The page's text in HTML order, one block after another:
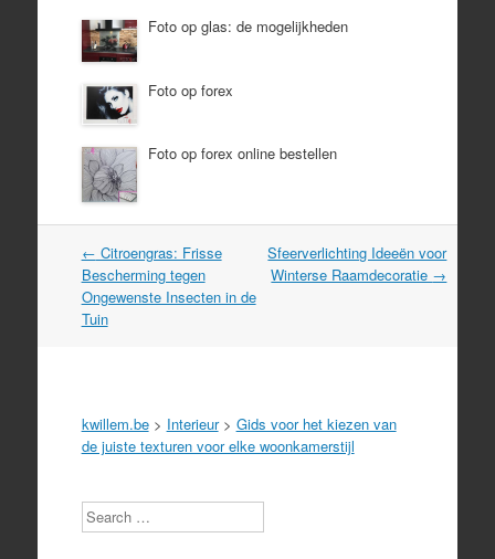
Foto op glas: de mogelijkheden
Foto op forex
Foto op forex online bestellen
Post
navigation
← Citroengras: Frisse
Bescherming tegen
Ongewenste Insecten in de
Tuin
Sfeerverlichting Ideeën voor
Winterse Raamdecoratie →
kwillem.be> Interieur> Gids voor het kiezen van
de juiste texturen voor elke woonkamerstijl
Search